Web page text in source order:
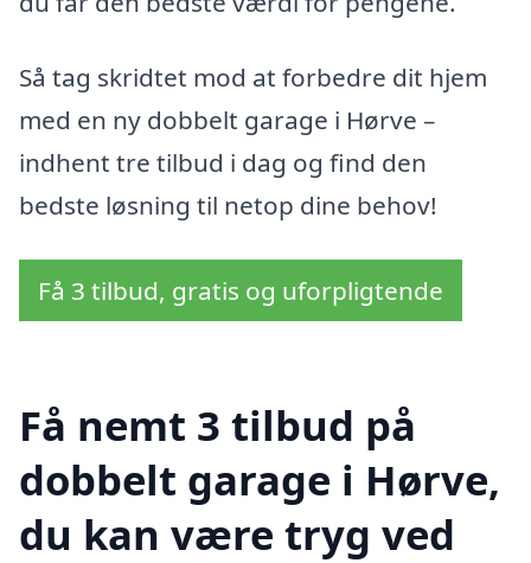
Så tag skridtet mod at forbedre dit hjem
med en ny dobbelt garage i Hørve –
indhent tre tilbud i dag og find den
bedste løsning til netop dine behov!
Få 3 tilbud, gratis og uforpligtende
Få nemt 3 tilbud på
dobbelt garage i Hørve,
du kan være tryg ved